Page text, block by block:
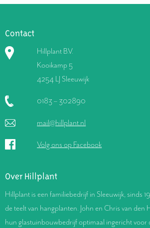
Contact
Hillplant B.V.
Kooikamp 5
4254 LJ Sleeuwijk
0183 – 302890
mail@hillplant.nl
Volg ons op Facebook
Over Hillplant
Hillplant is een familiebedrijf in Sleeuwijk, sinds
de teelt van hangplanten. John en Chris van den
hun glastuinbouwbedrijf optimaal ingericht voor